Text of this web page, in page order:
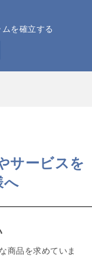
を確立する
サービスを
へ
商品を求めていま